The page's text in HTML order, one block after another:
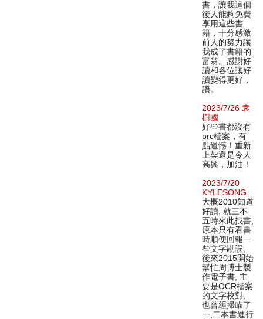
書，讓我這個
後人能夠免費
享用這些書
籍，十分感激
前人的努力讓
我成了書籍的
富翁。感謝好
讀和各位讓好
讀變得更好，
讚。
2023/7/26 袁
樹國
好些書都沒有
prc檔案，有
點遺憾！重新
上架還是令人
高興，加油！
2023/7/20
KYLESONG
大概2010知道
好讀, 就三不
五時來此找書,
原本只有看書
時順便回報一
些文字勘誤,
後來2015開始
幫忙周博士製
作電子書, 主
要是OCR檔案
的文字校對,
也曾經掃瞄了
一,二本書進行